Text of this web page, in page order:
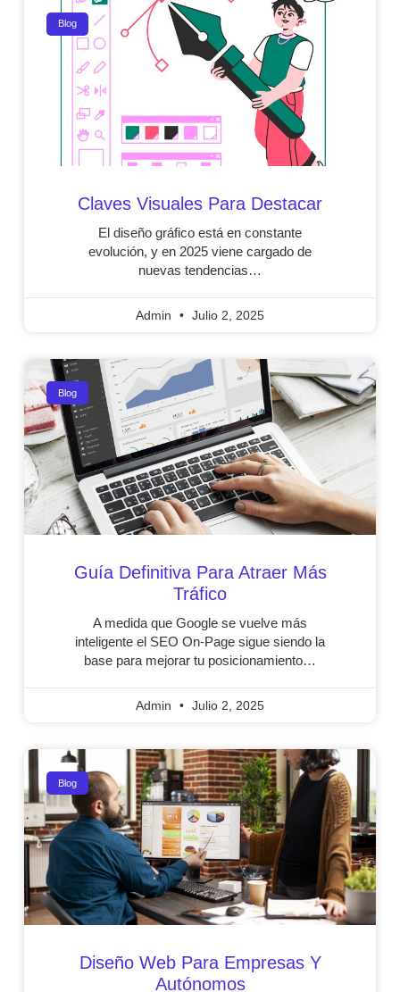
Blog
Claves Visuales Para Destacar
El diseño gráfico está en constante
evolución, y en 2025 viene cargado de
nuevas tendencias…
Admin Julio 2, 2025
Blog
Guía Definitiva Para Atraer Más
Tráfico
A medida que Google se vuelve más
inteligente el SEO On‑Page sigue siendo la
base para mejorar tu posicionamiento…
Admin Julio 2, 2025
Blog
Diseño Web Para Empresas Y
Autónomos